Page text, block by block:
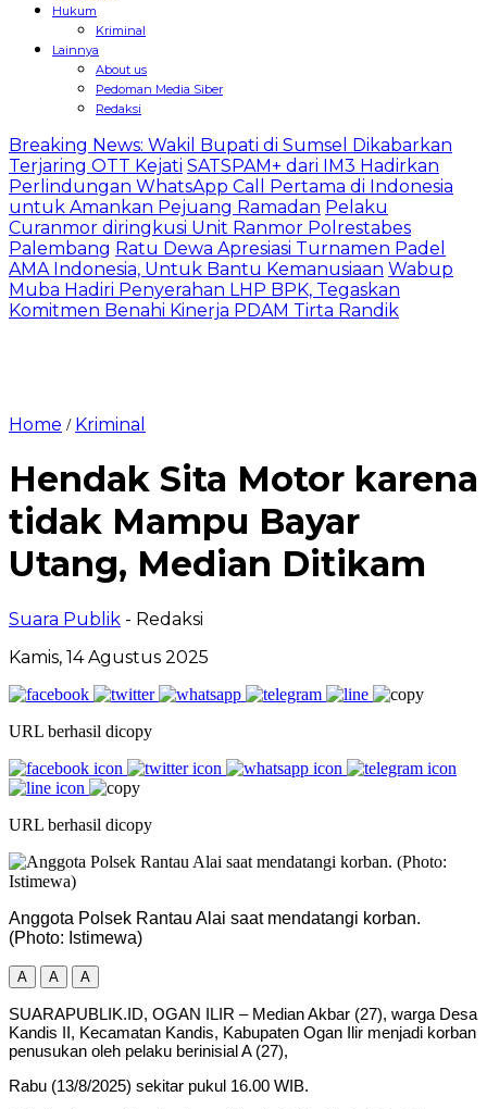
Hukum
Kriminal
Lainnya
About us
Pedoman Media Siber
Redaksi
Breaking News: Wakil Bupati di Sumsel Dikabarkan
Terjaring OTT Kejati SATSPAM+ dari IM3 Hadirkan
Perlindungan WhatsApp Call Pertama di Indonesia
untuk Amankan Pejuang Ramadan Pelaku
Curanmor diringkusi Unit Ranmor Polrestabes
Palembang Ratu Dewa Apresiasi Turnamen Padel
AMA Indonesia, Untuk Bantu Kemanusiaan Wabup
Muba Hadiri Penyerahan LHP BPK, Tegaskan
Komitmen Benahi Kinerja PDAM Tirta Randik
Home / Kriminal
Hendak Sita Motor karena
tidak Mampu Bayar
Utang, Median Ditikam
Suara Publik - Redaksi
Kamis, 14 Agustus 2025
URL berhasil dicopy
URL berhasil dicopy
Anggota Polsek Rantau Alai saat mendatangi korban.
(Photo: Istimewa)
A A A
SUARAPUBLIK.ID, OGAN ILIR – Median Akbar (27), warga Desa
Kandis II, Kecamatan Kandis, Kabupaten Ogan Ilir menjadi korban
penusukan oleh pelaku berinisial A (27),
Rabu (13/8/2025) sekitar pukul 16.00 WIB.